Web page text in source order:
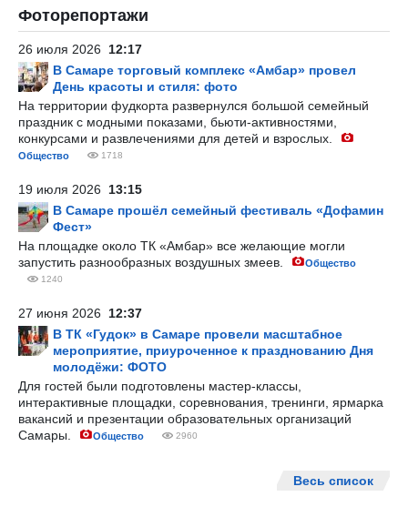
Фоторепортажи
26 июля 2026 12:17
В Самаре торговый комплекс «Амбар» провел
День красоты и стиля: фото
На территории фудкорта развернулся большой семейный
праздник с модными показами, бьюти-активностями,
конкурсами и развлечениями для детей и взрослых.
Общество 1718
19 июля 2026 13:15
В Самаре прошёл семейный фестиваль «Дофамин
Фест»
На площадке около ТК «Амбар» все желающие могли
запустить разнообразных воздушных змеев.
Общество
1240
27 июня 2026 12:37
В ТК «Гудок» в Самаре провели масштабное
мероприятие, приуроченное к празднованию Дня
молодёжи: ФОТО
Для гостей были подготовлены мастер-классы,
интерактивные площадки, соревнования, тренинги, ярмарка
вакансий и презентации образовательных организаций
Самары.
Общество 2960
Весь список